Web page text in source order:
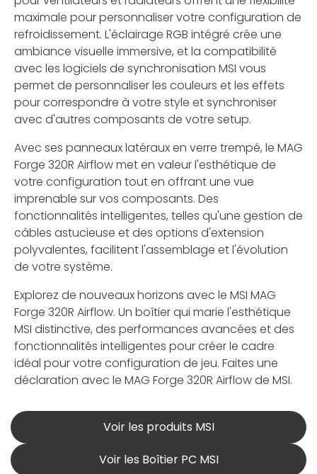
maximale pour personnaliser votre configuration de
refroidissement. L'éclairage RGB intégré crée une
ambiance visuelle immersive, et la compatibilité
avec les logiciels de synchronisation MSI vous
permet de personnaliser les couleurs et les effets
pour correspondre à votre style et synchroniser
avec d'autres composants de votre setup.
Avec ses panneaux latéraux en verre trempé, le MAG
Forge 320R Airflow met en valeur l'esthétique de
votre configuration tout en offrant une vue
imprenable sur vos composants. Des
fonctionnalités intelligentes, telles qu'une gestion de
câbles astucieuse et des options d'extension
polyvalentes, facilitent l'assemblage et l'évolution
de votre système.
Explorez de nouveaux horizons avec le MSI MAG
Forge 320R Airflow. Un boîtier qui marie l'esthétique
MSI distinctive, des performances avancées et des
fonctionnalités intelligentes pour créer le cadre
idéal pour votre configuration de jeu. Faites une
déclaration avec le MAG Forge 320R Airflow de MSI.
Voir les produits MSI
Voir les Boîtier PC MSI